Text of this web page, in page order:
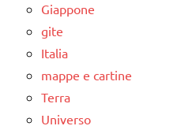
Giappone
gite
Italia
mappe e cartine
Terra
Universo